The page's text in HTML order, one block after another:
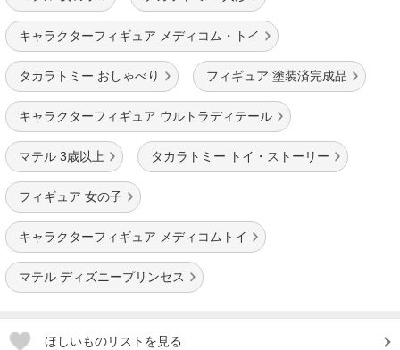
キャラクターフィギュア メディコム・トイ
タカラトミー おしゃべり フィギュア 塗装済完成品
キャラクターフィギュア ウルトラディテール
マテル 3歳以上 タカラトミー トイ・ストーリー
フィギュア 女の子
キャラクターフィギュア メディコムトイ
マテル ディズニープリンセス
ほしいものリストを見る